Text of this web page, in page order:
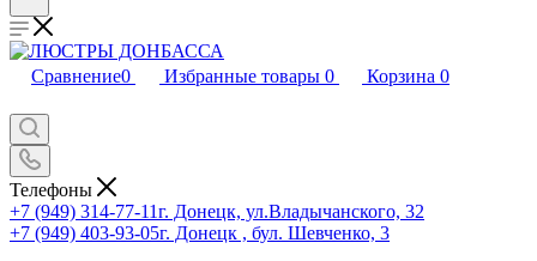
Сравнение0 Избранные товары 0 Корзина 0
Телефоны
+7 (949) 314-77-11г. Донецк, ул.Владычанского, 32
+7 (949) 403-93-05г. Донецк , бул. Шевченко, 3